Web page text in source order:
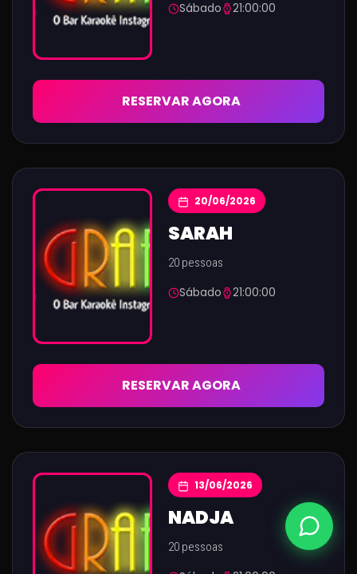
Sábado 21:00:00
RESERVAR AGORA
20/06/2026
SARAH
20 pessoas
Sábado 21:00:00
RESERVAR AGORA
13/06/2026
NADJA
20 pessoas